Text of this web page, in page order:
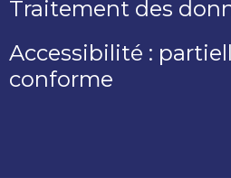
Traitement des
Accessibilité :
conforme